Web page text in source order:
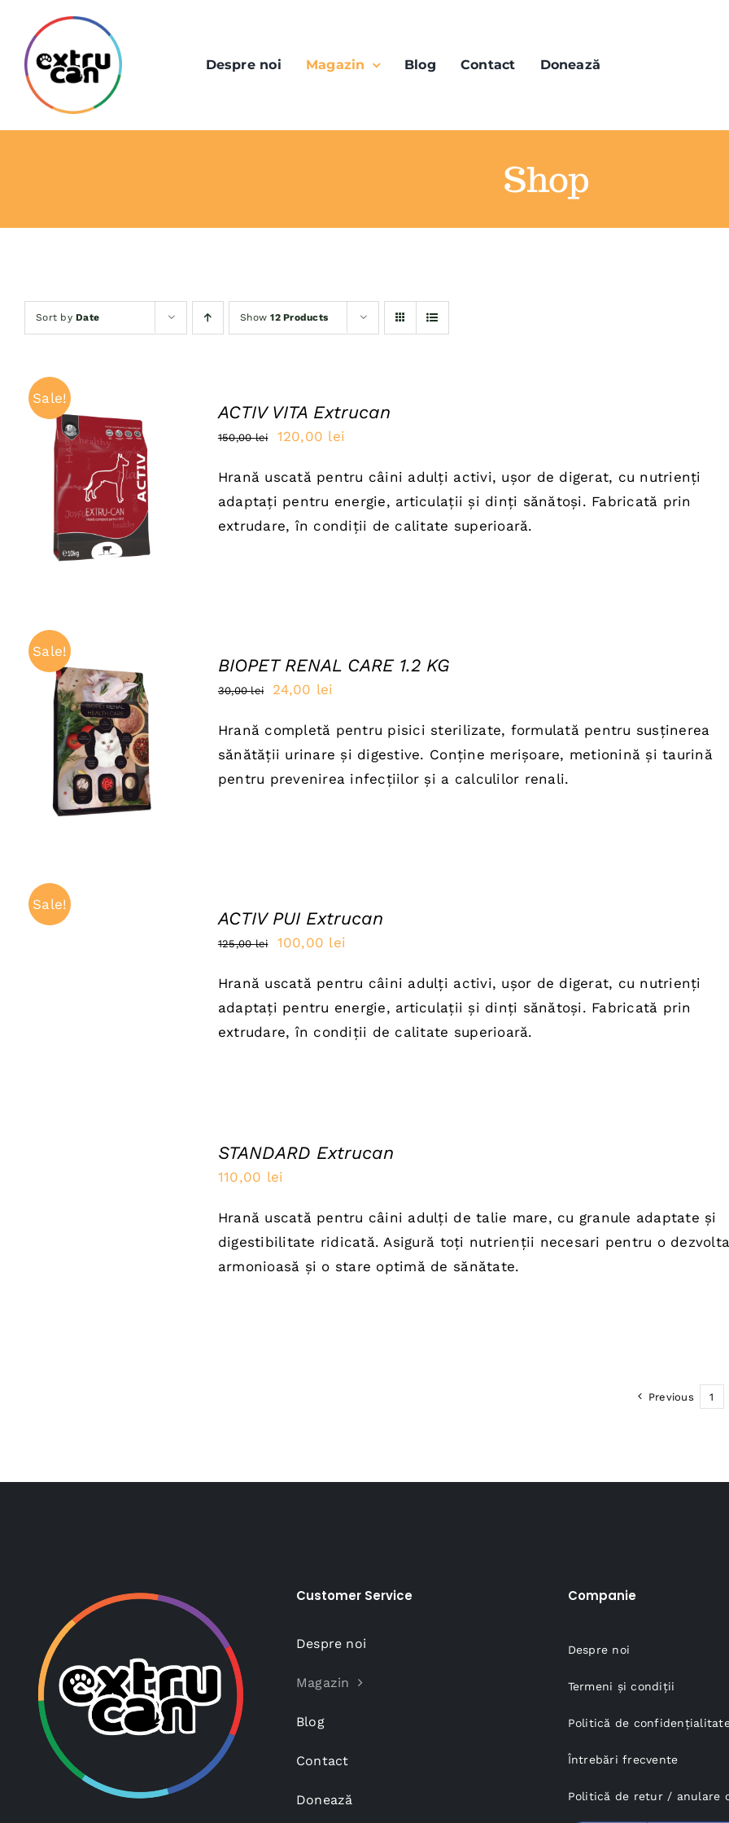
content
Despre noi Magazin Blog Contact Donează
Shop
Sort byDate Show12 Products
Sale!
ADAUGĂ ÎN COȘ
/
QUICK VIEW
ACTIV VITA Extrucan
150,00lei
Prețul
a
fost:
150,00 lei.
120,00 lei
este:
120,00 lei.
Hrană uscată pentru câini adulți activi, ușor de digerat, cu nutrienți
adaptați pentru energie, articulații și dinți sănătoși. Fabricată prin
extrudare, în condiții de calitate superioară.
Sale!
ADAUGĂ ÎN COȘ
/
QUICK VIEW
BIOPET RENAL CARE 1.2 KG
30,00lei
Prețul
a
fost:
30,00 lei.
24,00 lei
este:
24,00 lei.
Hrană completă pentru pisici sterilizate, formulată pentru susținerea
sănătății urinare și digestive. Conține merișoare, metionină și taurină
pentru prevenirea infecțiilor și a calculilor renali.
Sale!
ADAUGĂ
COȘ
ACTIV PUI Extrucan
125,00lei
Prețul
a
fost:
125,00 lei.
100,00 lei
este:
100,00 lei.
Hrană uscată pentru câini adulți activi, ușor de digerat, cu nutrienți
adaptați pentru energie, articulații și dinți sănătoși. Fabricată prin
extrudare, în condiții de calitate superioară.
STANDARD Extrucan
110,00 lei
Hrană uscată pentru câini adulți de talie mare, cu granule adaptate și
digestibilitate ridicată. Asigură toți nutrienții necesari pentru o
armonioasă și o stare optimă de sănătate.
Previous 1
Customer Service
Despre noi
Magazin
Blog
Contact
Donează
Companie
Despre noi
Termeni și condiții
Politică de
Întrebări frecvente
Politică de retur / anulare